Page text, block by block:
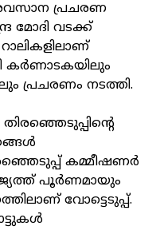
പ്രചരണ
മോദി വടക്ക്
കര്‍ണാടകയിലും
പ്രചരണം നടത്തി.
കമ്മീഷണര്‍
പൂര്‍ണമായും
വോട്ടെടുപ്പ്.